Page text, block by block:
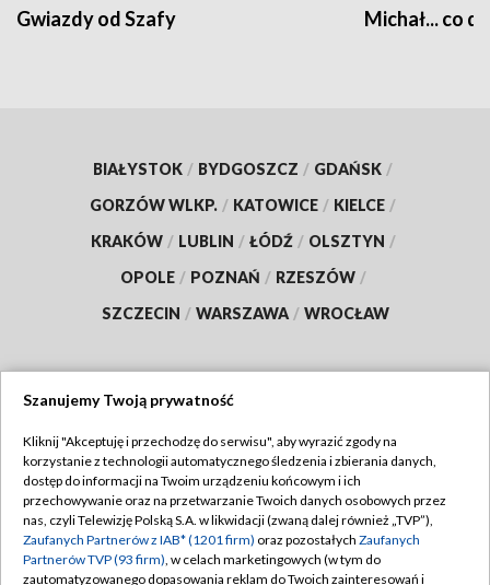
Gwiazdy od Szafy Michał... co
BIAŁYSTOK / BYDGOSZCZ / GDAŃSK /
GORZÓW WLKP. / KATOWICE / KIELCE /
KRAKÓW / LUBLIN / ŁÓDŹ / OLSZTYN /
OPOLE / POZNAŃ / RZESZÓW /
SZCZECIN / WARSZAWA / WROCŁAW
TVP
Abonament TVP
Emisja w TVP
Centrum informacji TVP
Regulamin TVP
Polityka prywatności
Moje zgody
Szanujemy Twoją prywatność
Kliknij "Akceptuję i przechodzę do serwisu", aby wyrazić zgody na
korzystanie z technologii automatycznego śledzenia i zbierania danych,
dostęp do informacji na Twoim urządzeniu końcowym i ich
przechowywanie oraz na przetwarzanie Twoich danych osobowych przez
nas, czyli Telewizję Polską S.A. w likwidacji (zwaną dalej również „TVP”),
Zaufanych Partnerów z IAB* (1201 firm) oraz pozostałych Zaufanych
Partnerów TVP (93 firm), w celach marketingowych (w tym do
zautomatyzowanego dopasowania reklam do Twoich zainteresowań i